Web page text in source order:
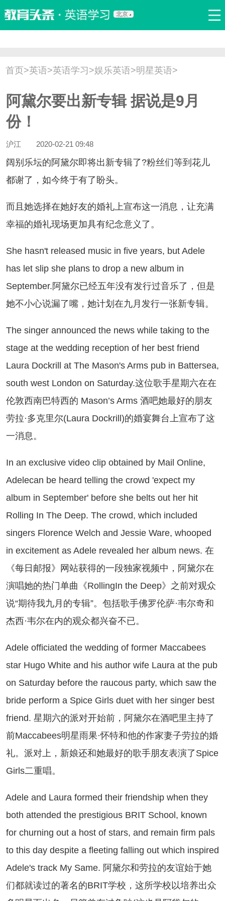
北京
双语新闻 口译翻译 职场英语 娱乐英语 少儿英语
流行语 新概念
首页>英语>英语学习 >娱乐英语>明星英语>
阿黛尔要出新专辑 据说是9月
份！
沪江 2020-02-21 09:48
乐坛的阿黛尔即将出新专辑了?粉丝们等到花儿
都谢了，如今终于有了盼头。
她选择在她好友的婚礼上宣布这一消息，让充满
幸福的婚礼现场更加具有纪念意义了。
hasn't released music in five years, but Adele
has let slip she plans to drop a new album in
September.阿黛尔已经五年没有发行过音乐了，但是
她不小心说漏了嘴，她计划在九月发行一张新专辑。
singer announced the news while taking to the
stage at the wedding reception of her best friend
Laura Dockrill at The Mason's Arms pub in Battersea,
south west London on Saturday.这位歌手星期六在在
伦敦西南巴特西的 Mason’s Arms 酒吧她最好的朋友
劳拉·多克里尔(Laura Dockrill)的婚宴舞台上宣布了这
一消息。
exclusive video clip obtained by Mail Online,
Adelecan be heard telling the crowd 'expect my
album in September' before she belts out her hit
Rolling In The Deep. The crowd, which included
singers Florence Welch and Jessie Ware, whooped
in excitement as Adele revealed her album news. 在
《每日邮报》网站获得的一段独家视频中，阿黛尔在
演唱她的热门单曲《RollingIn the Deep》之前对观众
说“期待我九月的专辑”。包括歌手佛罗伦萨·韦尔奇和
杰西·韦尔在内的观众都兴奋不已。
officiated the wedding of former Maccabees
star Hugo White and his author wife Laura at the pub
on Saturday before the raucous party, which saw the
bride perform a Spice Girls duet with her singer best
friend. 星期六的派对开始前，阿黛尔在酒吧里主持了
前Maccabees明星雨果·怀特和他的作家妻子劳拉的婚
礼。派对上，新娘还和她最好的歌手朋友表演了Spice
Girls二重唱。
and Laura formed their friendship when they
both attended the prestigious BRIT School, known
for churning out a host of stars, and remain firm pals
to this day despite a fleeting falling out which inspired
Adele's track My Same. 阿黛尔和劳拉的友谊始于她
们都就读过的著名的BRIT学校，这所学校以培养出众